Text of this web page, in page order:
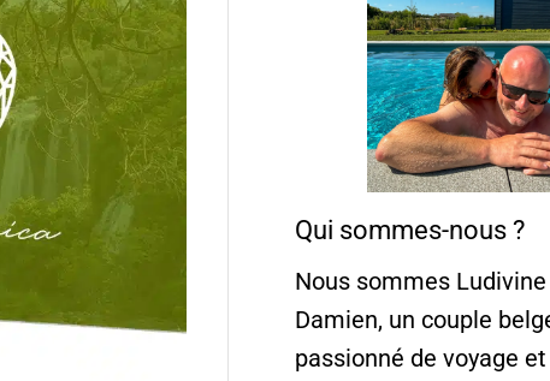
Qui sommes-nous ?
Nous sommes
Damien, un couple
passionné de voyage